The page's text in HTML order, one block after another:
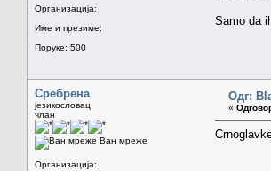
Организација:
Име и презиме:
Поруке: 500
Samo da
Сребрена
језикословац
члан
Ван мреже
Организација:
Одг:
«